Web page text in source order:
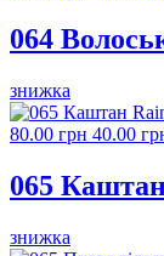
064
знижка
80.00 грн 40.00
065
знижка